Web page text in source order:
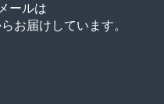
ールは
届けしています。